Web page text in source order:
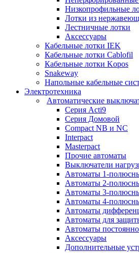
Низкопрофильные
Лотки из
Лестничные лотки
Аксессуары
Кабельные лотки IEK
Кабельные лотки Cablofil
Кабельные лотки Kopos
Snakeway
Напольные кабельные
Электротехника
Автоматические
Серия Acti9
Серия Домовой
Compact NB и NC
Interpact
Masterpact
Прочие автоматы
Выключатели
Автоматы 1-
Автоматы 2-
Автоматы 3-
Автоматы 4-
Автоматы
Автоматы для
Автоматы
Аксессуары
Дополнительные